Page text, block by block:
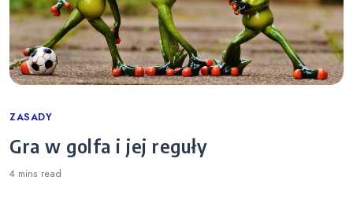
Categories
ZASADY
Gra w golfa i jej reguły
4 mins read